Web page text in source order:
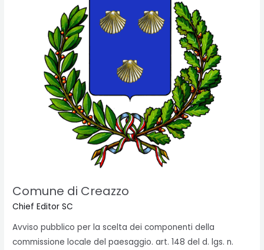
Comune di Creazzo
Chief Editor SC
Avviso pubblico per la scelta dei componenti della
commissione locale del paesaggio. art. 148 del d. lgs. n.